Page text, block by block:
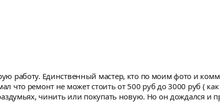
работу. Единственный мастер, кто по моим фото и
что ремонт не может стоить от 500 руб до 3000 руб (
чинить или покупать новую. Но он дождался и